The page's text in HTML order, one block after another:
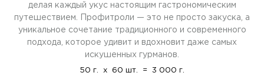
делая каждый укус настоящим гастрономическим
путешествием. Профитроли — это не просто закуска, а
уникальное сочетание традиционного и современного
подхода, которое удивит и вдохновит даже самых
искушенных гурманов.
50 г. x 60 шт. = 3 000 г.